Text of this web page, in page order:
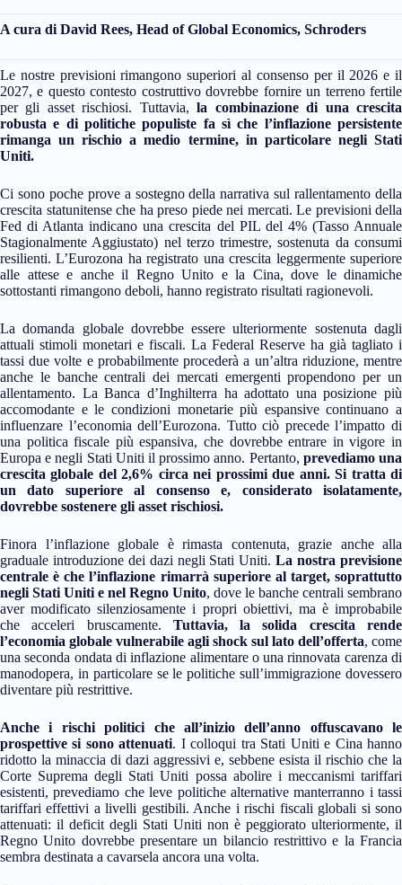
A cura di David Rees, Head of Global Economics, Schroders
Le nostre previsioni rimangono superiori al consenso per il 2026 e il
2027, e questo contesto costruttivo dovrebbe fornire un terreno fertile
per gli asset rischiosi. Tuttavia,la combinazione di una crescita
robusta e di politiche populiste fa sì che l’inflazione persistente
rimanga un rischio a medio termine, in particolare negli Stati
Uniti.
Ci sono poche prove a sostegno della narrativa sul rallentamento della
crescita statunitense che ha preso piede nei mercati. Le previsioni della
Fed di Atlanta indicano una crescita del PIL del 4% (Tasso Annuale
Stagionalmente Aggiustato) nel terzo trimestre, sostenuta da consumi
resilienti. L’Eurozona ha registrato una crescita leggermente superiore
alle attese e anche il Regno Unito e la Cina, dove le dinamiche
sottostanti rimangono deboli, hanno registrato risultati ragionevoli.
La domanda globale dovrebbe essere ulteriormente sostenuta dagli
attuali stimoli monetari e fiscali. La Federal Reserve ha già tagliato i
tassi due volte e probabilmente procederà a un’altra riduzione, mentre
anche le banche centrali dei mercati emergenti propendono per un
allentamento. La Banca d’Inghilterra ha adottato una posizione più
accomodante e le condizioni monetarie più espansive continuano a
influenzare l’economia dell’Eurozona. Tutto ciò precede l’impatto di
una politica fiscale più espansiva, che dovrebbe entrare in vigore in
Europa e negli Stati Uniti il prossimo anno. Pertanto, prevediamo una
crescita globale del 2,6% circa nei prossimi due anni. Si tratta di
un dato superiore al consenso e, considerato isolatamente,
dovrebbe sostenere gli asset rischiosi.
Finora l’inflazione globale è rimasta contenuta, grazie anche alla
graduale introduzione dei dazi negli Stati Uniti.La nostra previsione
centrale è che l’inflazione rimarrà superiore al target, soprattutto
negli Stati Uniti e nel Regno Unito, dove le banche centrali sembrano
aver modificato silenziosamente i propri obiettivi, ma è improbabile
che acceleri bruscamente. Tuttavia, la solida crescita rende
l’economia globale vulnerabile agli shock sul lato dell’offerta, come
una seconda ondata di inflazione alimentare o una rinnovata carenza di
manodopera, in particolare se le politiche sull’immigrazione dovessero
diventare più restrittive.
Anche i rischi politici che all’inizio dell’anno offuscavano le
prospettive si sono attenuati. I colloqui tra Stati Uniti e Cina hanno
ridotto la minaccia di dazi aggressivi e, sebbene esista il rischio che la
Corte Suprema degli Stati Uniti possa abolire i meccanismi tariffari
esistenti, prevediamo che leve politiche alternative manterranno i tassi
tariffari effettivi a livelli gestibili. Anche i rischi fiscali globali si sono
attenuati: il deficit degli Stati Uniti non è peggiorato ulteriormente, il
Regno Unito dovrebbe presentare un bilancio restrittivo e la Francia
sembra destinata a cavarsela ancora una volta.